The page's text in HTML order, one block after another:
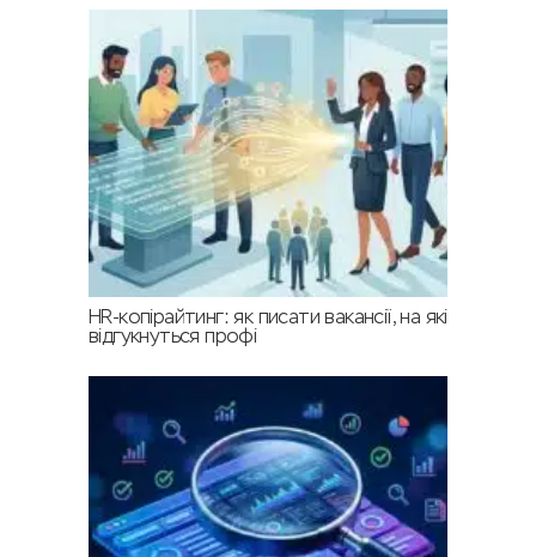
HR-копірайтинг: як писати вакансії, на які
відгукнуться профі